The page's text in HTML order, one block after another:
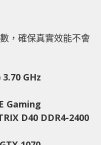
，確保真實效能不會
GHz
Gaming
D40 DDR4-2400